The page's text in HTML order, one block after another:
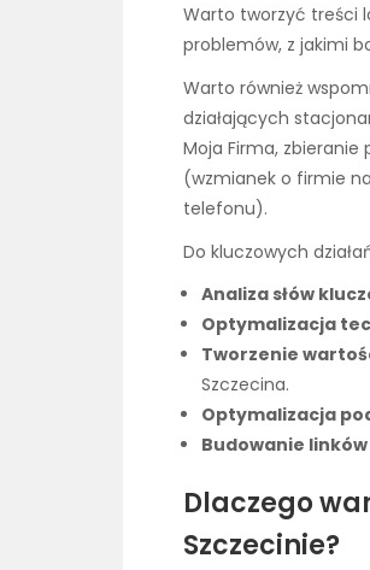
Warto tworzyć treści
problemów, z jakimi
Warto również
działających
Moja Firma,
(wzmianek o firmie
telefonu).
Do kluczowych
Analiza słów
Optymalizacja
Tworzenie
Szczecina.
Optymalizacja
Budowanie linków
Dlaczego
Szczecinie?